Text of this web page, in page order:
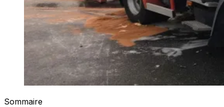
Sommaire